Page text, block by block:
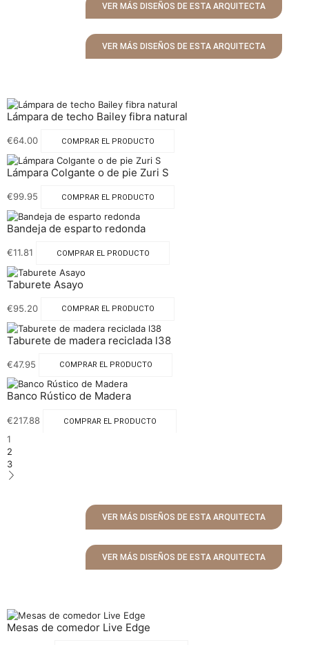
VER MÁS DISEÑOS DE ESTA ARQUITECTA
VER MÁS DISEÑOS DE ESTA ARQUITECTA
Lámpara de techo Bailey fibra natural
€64.00 COMPRAR EL PRODUCTO
Lámpara Colgante o de pie Zuri S
€99.95 COMPRAR EL PRODUCTO
Bandeja de esparto redonda
€11.81 COMPRAR EL PRODUCTO
Taburete Asayo
€95.20 COMPRAR EL PRODUCTO
Taburete de madera reciclada l38
€47.95 COMPRAR EL PRODUCTO
Banco Rústico de Madera
€217.88 COMPRAR EL PRODUCTO
1
2
3
VER MÁS DISEÑOS DE ESTA ARQUITECTA
VER MÁS DISEÑOS DE ESTA ARQUITECTA
Mesas de comedor Live Edge